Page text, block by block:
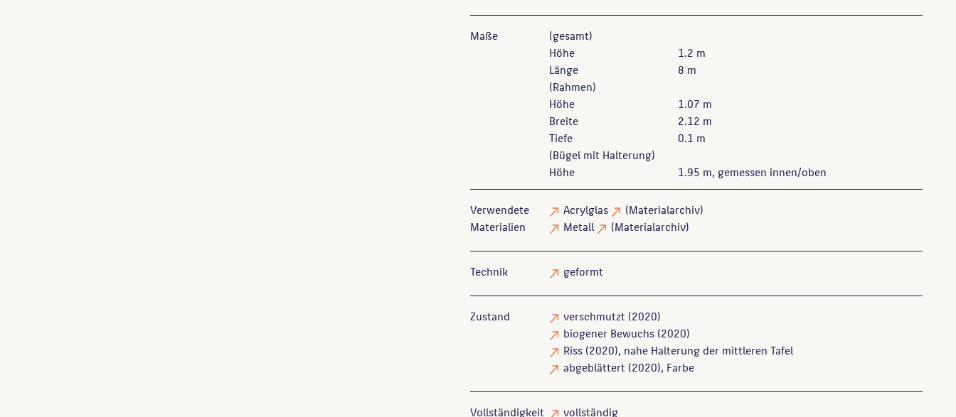
Maße
(gesamt)
Höhe
Länge
(Rahmen)
Höhe
Breite
Tiefe
(Bügel mit Halterung)
Höhe
1.2 m
8 m
1.07 m
2.12 m
0.1 m
1.95 m, gemessen innen/oben
Verwendete
Materialien
Acrylglas
(Materialarchiv)
Metall
(Materialarchiv)
Technik geformt
Zustand verschmutzt (2020)
biogener Bewuchs (2020)
Riss (2020), nahe Halterung der mittleren Tafel
abgeblättert (2020), Farbe
Vollständigkeit vollständig